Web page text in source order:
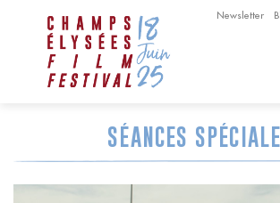
Newsletter
SÉANCES